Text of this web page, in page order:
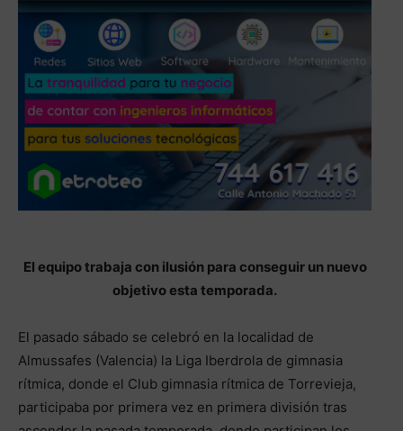
El equipo trabaja con ilusión para conseguir un nuevo
objetivo esta temporada.
El pasado sábado se celebró en la localidad de
Almussafes (Valencia) la Liga Iberdrola de gimnasia
rítmica, donde el Club gimnasia rítmica de Torrevieja,
participaba por primera vez en primera división tras